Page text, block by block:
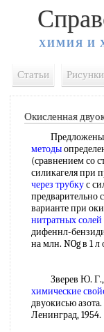
ХИМИЯ И
Статьи Рисунки
Окисленная
Предложены
методы
(сравнением со
силикагеля при
через трубкус
предварительно
варианте при
нитратных солей
дифеннл-
на млн. NOg в 1 л
Зверев Ю. Г.,
химические
двуокисью азота.
Ленинград, 1954.